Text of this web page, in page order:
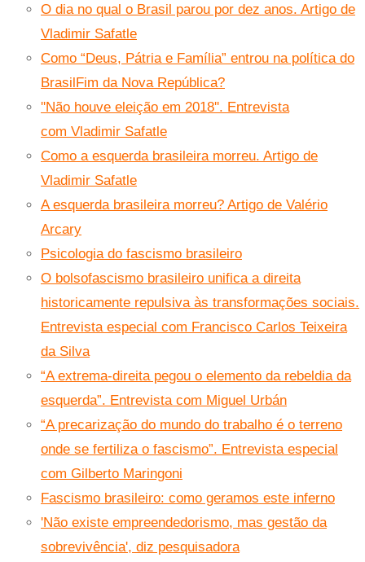
O dia no qual o Brasil parou por dez anos. Artigo de
Vladimir Safatle
Como “Deus, Pátria e Família” entrou na política do
BrasilFim da Nova República?
''Não houve eleição em 2018''. Entrevista
com Vladimir Safatle
Como a esquerda brasileira morreu. Artigo de
Vladimir Safatle
A esquerda brasileira morreu? Artigo de Valério
Arcary
Psicologia do fascismo brasileiro
O bolsofascismo brasileiro unifica a direita
historicamente repulsiva às transformações sociais.
Entrevista especial com Francisco Carlos Teixeira
da Silva
“A extrema-direita pegou o elemento da rebeldia da
esquerda”. Entrevista com Miguel Urbán
“A precarização do mundo do trabalho é o terreno
onde se fertiliza o fascismo”. Entrevista especial
com Gilberto Maringoni
Fascismo brasileiro: como geramos este inferno
'Não existe empreendedorismo, mas gestão da
sobrevivência', diz pesquisadora